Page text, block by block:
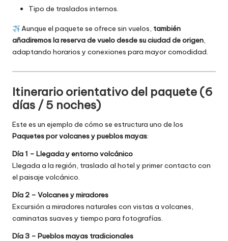
Tipo de traslados internos.
Aunque el paquete se ofrece sin vuelos, también
añadiremos la reserva de vuelo desde su ciudad de origen,
adaptando horarios y conexiones para mayor comodidad.
Itinerario orientativo del paquete (6
días / 5 noches)
Este es un ejemplo de cómo se estructura uno de los
Paquetes por volcanes y pueblos mayas:
Día 1 – Llegada y entorno volcánico
Llegada a la región, traslado al hotel y primer contacto con
el paisaje volcánico.
Día 2 – Volcanes y miradores
Excursión a miradores naturales con vistas a volcanes,
caminatas suaves y tiempo para fotografías.
Día 3 – Pueblos mayas tradicionales